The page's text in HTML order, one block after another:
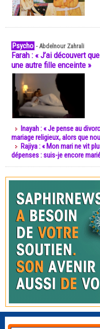
Psycho -Abdelnour Zahrali
Farah : « J’ai découvert
une autre fille enceinte »
Inayah : « Je pense au
mariage religieux, alors que
Rajiya : « Mon mari ne vit
dépenses : suis-je encore